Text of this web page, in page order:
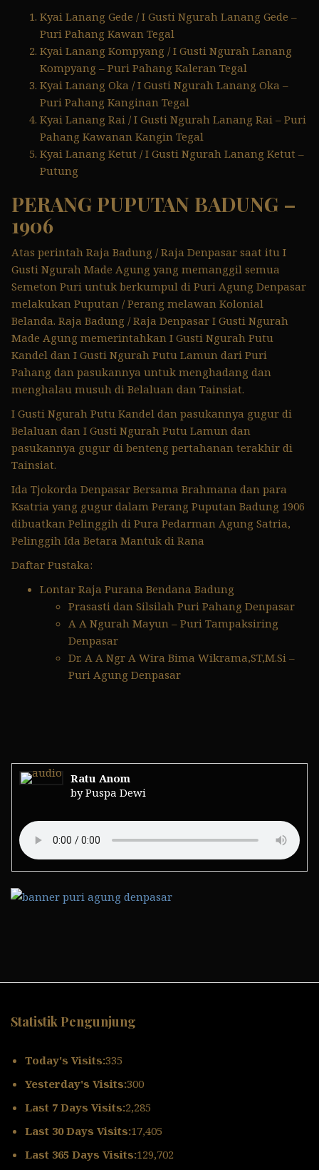
Kyai Lanang Gede / I Gusti Ngurah Lanang Gede –
Puri Pahang Kawan Tegal
Kyai Lanang Kompyang / I Gusti Ngurah Lanang
Kompyang – Puri Pahang Kaleran Tegal
Kyai Lanang Oka / I Gusti Ngurah Lanang Oka –
Puri Pahang Kanginan Tegal
Kyai Lanang Rai / I Gusti Ngurah Lanang Rai – Puri
Pahang Kawanan Kangin Tegal
Kyai Lanang Ketut / I Gusti Ngurah Lanang Ketut –
Putung
PERANG PUPUTAN BADUNG –
1906
Atas perintah Raja Badung / Raja Denpasar saat itu I
Gusti Ngurah Made Agung yang memanggil semua
Semeton Puri untuk berkumpul di Puri Agung Denpasar
melakukan Puputan / Perang melawan Kolonial
Belanda. Raja Badung / Raja Denpasar I Gusti Ngurah
Made Agung memerintahkan I Gusti Ngurah Putu
Kandel dan I Gusti Ngurah Putu Lamun dari Puri
Pahang dan pasukannya untuk menghadang dan
menghalau musuh di Belaluan dan Tainsiat.
I Gusti Ngurah Putu Kandel dan pasukannya gugur di
Belaluan dan I Gusti Ngurah Putu Lamun dan
pasukannya gugur di benteng pertahanan terakhir di
Tainsiat.
Ida Tjokorda Denpasar Bersama Brahmana dan para
Ksatria yang gugur dalam Perang Puputan Badung 1906
dibuatkan Pelinggih di Pura Pedarman Agung Satria,
Pelinggih Ida Betara Mantuk di Rana
Daftar Pustaka:
Lontar Raja Purana Bendana Badung
Prasasti dan Silsilah Puri Pahang Denpasar
A A Ngurah Mayun – Puri Tampaksiring
Denpasar
Dr. A A Ngr A Wira Bima Wikrama,ST,M.Si –
Puri Agung Denpasar
Ratu Anom
by Puspa Dewi
Statistik Pengunjung
Today's Visits:335
Yesterday's Visits:300
Last 7 Days Visits:2,285
Last 30 Days Visits:17,405
Last 365 Days Visits:129,702